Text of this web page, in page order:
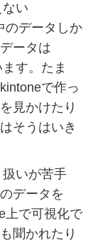
い
のデータしか
ータは
す。たま
で作っ
見かけたり
そうはいき
いが苦手
データを
上で可視化で
聞かれたり